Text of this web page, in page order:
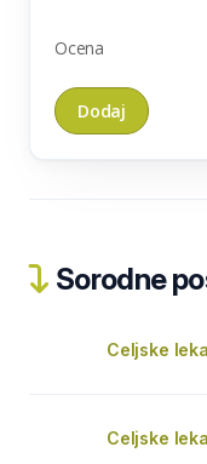
Ocena
Sorodne
Celjske
Celjske